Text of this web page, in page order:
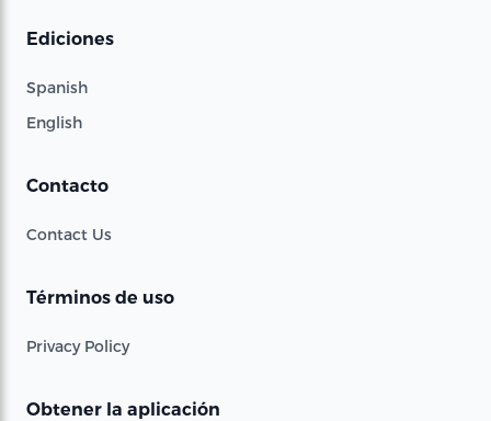
Ediciones
Spanish
English
Contacto
Contact Us
Términos de uso
Privacy Policy
Obtener la aplicación